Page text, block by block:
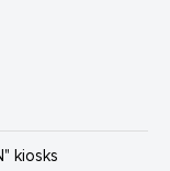
kiosks